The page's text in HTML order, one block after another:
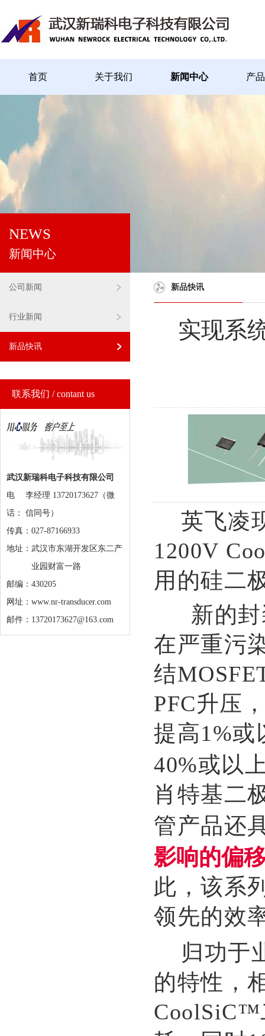
首页 关于我们 新闻中心 产
NEWS
新闻中心
公司新闻
行业新闻
新品快讯
联系我们 / contant us
武汉新瑞科电子科技有限公司
电
话：
李经理 13720173627（微
信同号）
传真：027-87166933
地址： 武汉市东湖开发区东二产
业园财富一路
邮编：430205
网址：www.nr-transducer.com
邮件：13720173627@163.com
新品快讯
实现系
英飞凌
1200V
用的硅二
新的
在严重污
结
PFC升压
提高1%或
40%或以
肖特基二
管产品还
影响的偏
此，该系
领先的效
归功于
的特性，
CoolSiC™